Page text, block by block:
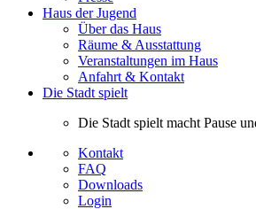
Haus der Jugend
Über das Haus
Räume & Ausstattung
Veranstaltungen im Haus
Anfahrt & Kontakt
Die Stadt spielt
Die Stadt spielt macht Pause
Kontakt
FAQ
Downloads
Login